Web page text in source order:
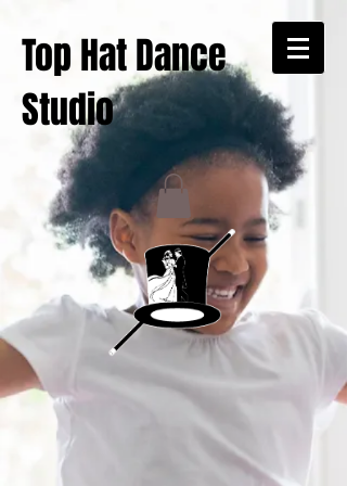
Top Hat Dance
Studio